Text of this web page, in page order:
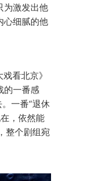
为激发出他
心细腻的他
看北京》
的一番感
一番“退休
，依然能
整个剧组宛